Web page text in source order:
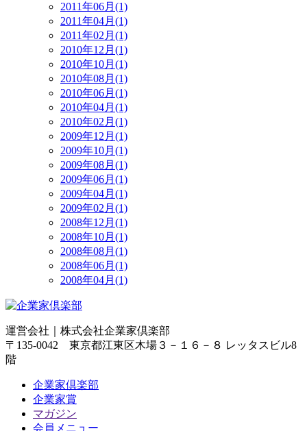
2011年06月(1)
2011年04月(1)
2011年02月(1)
2010年12月(1)
2010年10月(1)
2010年08月(1)
2010年06月(1)
2010年04月(1)
2010年02月(1)
2009年12月(1)
2009年10月(1)
2009年08月(1)
2009年06月(1)
2009年04月(1)
2009年02月(1)
2008年12月(1)
2008年10月(1)
2008年08月(1)
2008年06月(1)
2008年04月(1)
運営会社｜ 株式会社企業家倶楽部
〒135-0042 東京都江東区木場３－１６－８ レッタスビル8
階
企業家倶楽部
企業家賞
マガジン
会員メニュー